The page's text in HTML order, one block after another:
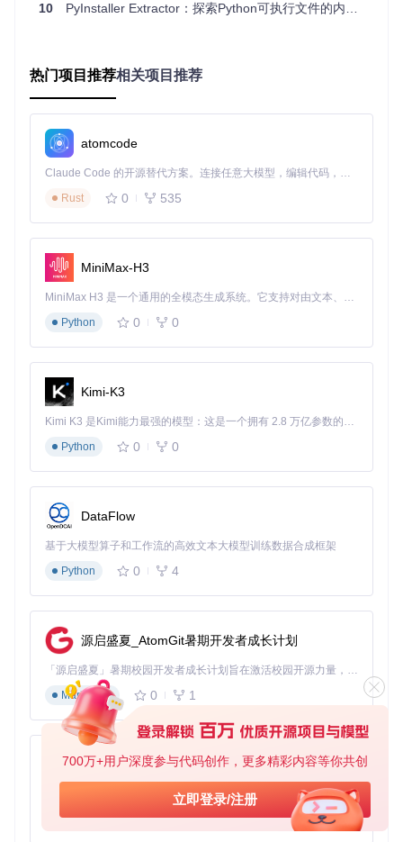
700万+用户深度参与代码创作，更多精彩内容等你共创
立即登录/注册
带来的百万级损失。
大学计算机系教授在教学中需要分析知名开源工具的实现细
节，但该工具仅提供打包后的可执行文件。通过本工具提取代
码后，学生能够直观地学习到专业级项目的架构设计和代码规
范，使教学案例更加生动具体。
2.3 安全研究：恶意软件分析
安全研究员在分析某钓鱼程序时，利用PyInstaller Extractor提
取出隐藏的网络通信模块，发现了其与控制服务器的通信协议
和数据加密方式，为溯源攻击源头提供了关键证据。
2.4 软件迁移：老旧系统升级
某政府部门需要将运行了10年的Python 2.x系统升级到Python
3.x，但原始代码已丢失。技术团队使用本工具从可执行文件
中恢复代码，成功完成了版本迁移，节省了重新开发的6个月
三、实战指南：从安装到代码恢复的完整流程
3.1 准备工作：环境搭建与工具获取
准备条件：
安装Python 3.6+环境（推荐与目标程序相同版本）
确保系统已安装git工具
执行命令
# 克隆项目仓库
git clone
# 查看工具版本信息
预期结果： 成功克隆仓库并显示工具版本号，如"PyInstalle
r Extractor v2.0.0"
3.2 基础提取：Windows可执行文件处理
待分析的Windows可执行文件（如payment_system.exe）
至少2倍于目标文件大小的磁盘空间
10 PyInstaller Extractor：探索Python可执行文件的内部世界
热门项目推荐相关项目推荐
atomcode
Claude Code 的开源替代方案。连接任意大模型，编辑代码，运行命令，自动验证 — 全自动执行。用 Rust 构建，极致性能。 ｜ An open-source alternative to Claude Code. Connect any LLM, edit code, run commands, and verify changes — autonomously. Built in Rust for speed. Get Started
Rust
0 535
MiniMax-H3
MiniMax H3 是一个通用的全模态生成系统。它支持对由文本、图像、视频和音频组成的多模态上下文进行统一理解，并能生成分辨率高达 2K、时长可达 15 秒的带原生立体声音频的视频。得益于面向任务泛化的系统设计，H3 在预训练阶段就已具备广泛的多模态上下文理解与生成能力，能够出色地执行复杂的多模态指令。
Python
0 0
Kimi-K3
Kimi K3 是Kimi能力最强的模型：这是一个拥有 2.8 万亿参数的混合专家（MoE）模型，具备原生视觉理解能力，并支持 100 万 token 的上下文窗口。
Python
0 0
DataFlow
基于大模型算子和工作流的高效文本大模型训练数据合成框架
Python
0 4
源启盛夏_AtomGit暑期开发者成长计划
「源启盛夏」暑期校园开发者成长计划旨在激活校园开源力量，通过积分激励、认证扶持、资源倾斜等形式，引导高校组织和开发者完成「入驻 — 建项目 — 做贡献 — 获认证 — 得资源」的完整闭环。无论你是想带领社团入驻平台的组织者，还是希望用代码贡献证明自己的开发者，都能在这里找到属于你的成长路径。
Markdown
0 1
py-xiaozhi
基于Python的Xiaozhi AI，适用于想要完整Xiaozhi体验而无需拥有专用硬件的用户。
Python
0 1